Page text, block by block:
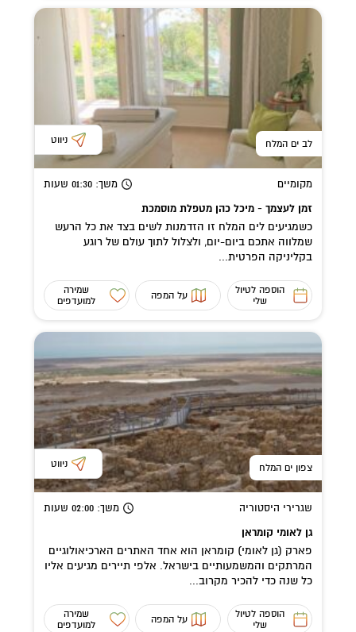
לב ים המלח ניווט
מקומיים משך: 01:30 שעות
זמן לעצמך - מיכל כהן מטפלת מוסמכת
כשמגיעים לים המלח זו הזדמנות לשים בצד את כל הרעש
שמלווה אתכם ביום-יום, ולצלול לתוך עולם של רוגע
בקליניקה הפרטית...
הוספה לטיול
שלי
על המפה
שמירה
למועדפים
צפון ים המלח ניווט
שגרירי היסטוריה משך: 02:00 שעות
גן לאומי קומראן
פארק (גן לאומי) קומראן הוא אחד האתרים הארכיאולוגיים
המרתקים והמשמעותיים בישראל. אלפי תיירים מגיעים אליו
כל שנה כדי להכיר מקרוב...
הוספה לטיול
שלי
על המפה
שמירה
למועדפים